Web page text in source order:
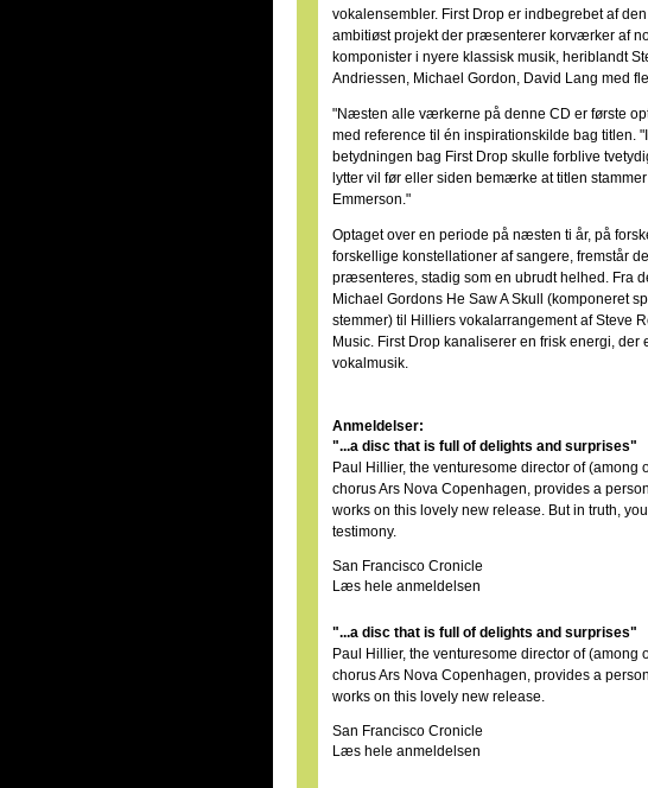
vokalensembler. First Drop er indbegrebet af
ambitiøst projekt der præsenterer korværker af
komponister i nyere klassisk musik, heriblandt
Andriessen, Michael Gordon, David Lang med
"Næsten alle værkerne på denne CD er første
med reference til én inspirationskilde bag titlen.
betydningen bag First Drop skulle forblive
lytter vil før eller siden bemærke at titlen
Emmerson."
Optaget over en periode på næsten ti år, på
forskellige konstellationer af sangere, fremstår
præsenteres, stadig som en ubrudt helhed. Fra
Michael Gordons He Saw A Skull (komponeret
stemmer) til Hilliers vokalarrangement af Steve
Music. First Drop kanaliserer en frisk energi, der
vokalmusik.
Anmeldelser:
"...a disc that is full of delights and surprises"
Paul Hillier, the venturesome director of (among
chorus Ars Nova Copenhagen, provides a
works on this lovely new release. But in truth,
testimony.
San Francisco Cronicle
Læs hele anmeldelsen
"...a disc that is full of delights and surprises"
Paul Hillier, the venturesome director of (among
chorus Ars Nova Copenhagen, provides a
works on this lovely new release.
San Francisco Cronicle
Læs hele anmeldelsen